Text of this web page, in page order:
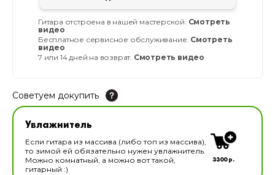
Гитара отстроена в нашей мастерской. Смотреть
видео
Бесплатное сервисное обслуживание. Смотреть
видео
7 или 14 дней на возврат. Смотреть видео
Советуем докупить
Увлажнитель для музыкальных инструментов
В наличии
Увлажнитель
Если гитара из массива (либо топ из массива),
то зимой ей обязательно нужен увлажнитель.
Можно комнатный, а можно вот такой,
гитарный :)
3300 р.